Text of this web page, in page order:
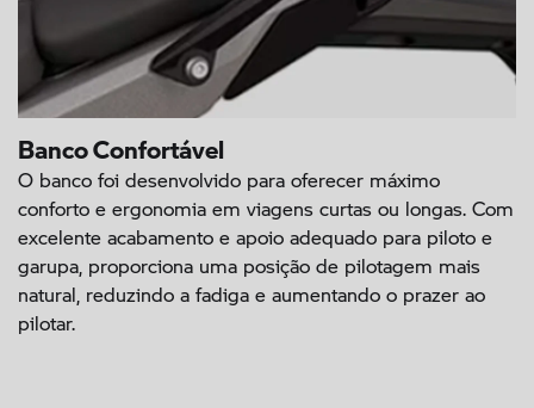
Banco Confortável
O banco foi desenvolvido para oferecer máximo
conforto e ergonomia em viagens curtas ou longas. Com
excelente acabamento e apoio adequado para piloto e
garupa, proporciona uma posição de pilotagem mais
natural, reduzindo a fadiga e aumentando o prazer ao
pilotar.